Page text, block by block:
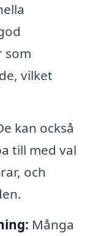
som
vilket
kan också
till med val
och
Många